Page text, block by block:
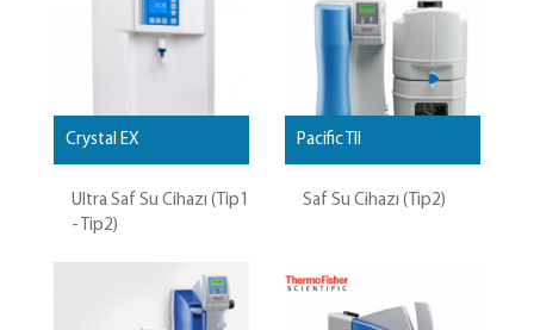
Crystal EX
Ultra Saf Su Cihazı (Tip1
- Tip2)
Pacific TII
Saf Su Cihazı (Tip2)